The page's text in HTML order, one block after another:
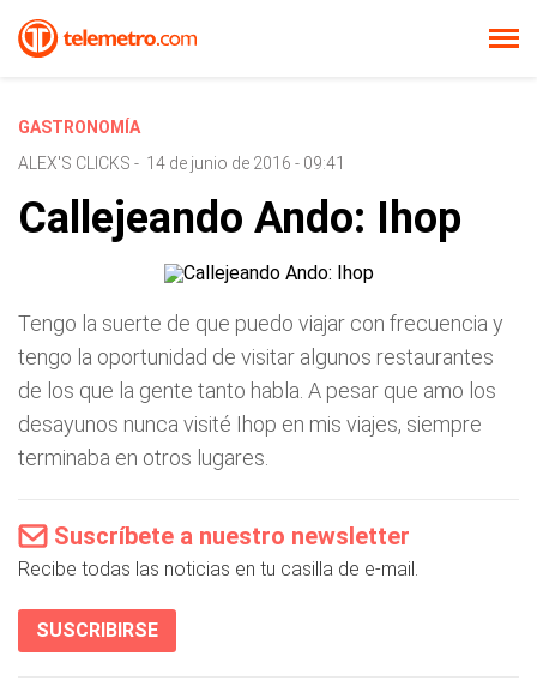
GASTRONOMÍA
ALEX'S CLICKS - 14 de junio de 2016 - 09:41
Callejeando Ando: Ihop
Tengo la suerte de que puedo viajar con frecuencia y
tengo la oportunidad de visitar algunos restaurantes
de los que la gente tanto habla. A pesar que amo los
desayunos nunca visité Ihop en mis viajes, siempre
terminaba en otros lugares.
Suscríbete a nuestro newsletter
Recibe todas las noticias en tu casilla de e-mail.
SUSCRIBIRSE